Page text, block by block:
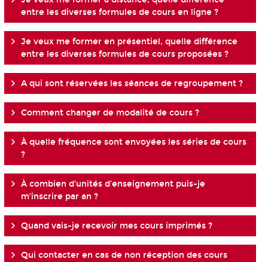
entre les diverses formules de cours en ligne ?
Je veux me former en présentiel, quelle différence
entre les diverses formules de cours proposées ?
A qui sont réservées les séances de regroupement ?
Comment changer de modalité de cours ?
À quelle fréquence sont envoyées les séries de cours
?
À combien d’unités d’enseignement puis-je
m’inscrire par an ?
Quand vais-je recevoir mes cours imprimés ?
Qui contacter en cas de non réception des cours